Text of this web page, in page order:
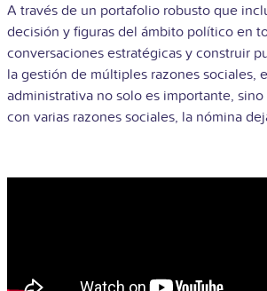
A través de un portafolio robusto que
decisión y figuras del ámbito político en
conversaciones estratégicas y construir
la gestión de múltiples razones sociales,
administrativa no solo es importante,
con varias razones sociales, la nómina